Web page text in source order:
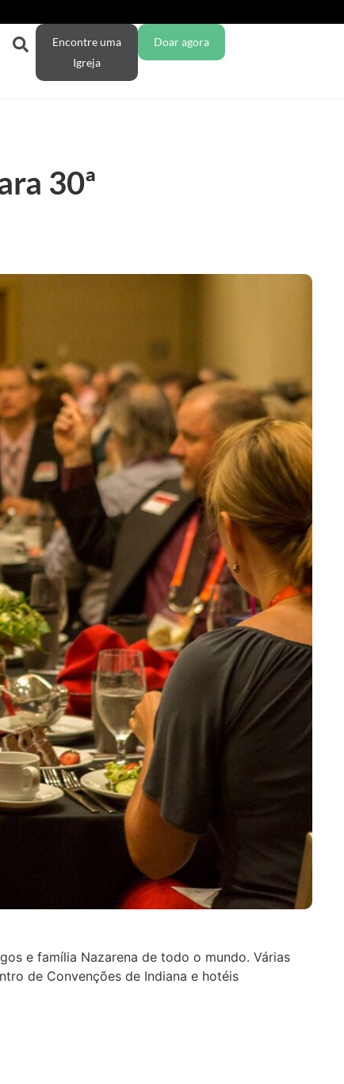
Encontre uma
Igreja
Doar agora
30ª
e família Nazarena de todo o mundo. Várias
de Convenções de Indiana e hotéis